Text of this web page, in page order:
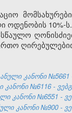
ოდენობის 10%-ს.
კანონი №5661
№6116 -
კანონი №6551 -
კანონი №900 -